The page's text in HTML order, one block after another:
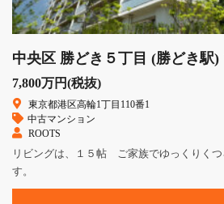
中央区 勝どき５丁目 (勝どき駅
7,800万円(税抜)
東京都港区高輪1丁目110番1
中古マンション
ROOTS
リビングは、１５帖 ご家族でゆっくりく
す。